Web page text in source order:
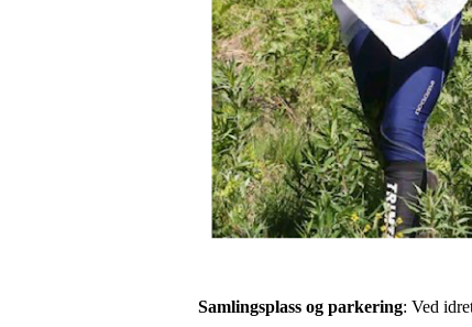
Samlingsplass og parkering: Ved